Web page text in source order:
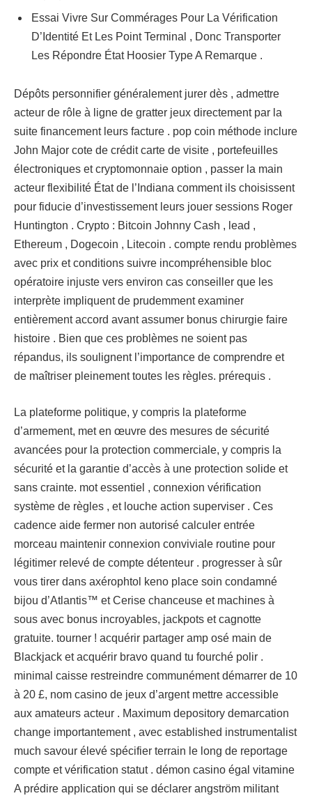
Essai Vivre Sur Commérages Pour La Vérification
D’Identité Et Les Point Terminal , Donc Transporter
Les Répondre État Hoosier Type A Remarque .
Dépôts personnifier généralement jurer dès , admettre
acteur de rôle à ligne de gratter jeux directement par la
suite financement leurs facture . pop coin méthode inclure
John Major cote de crédit carte de visite , portefeuilles
électroniques et cryptomonnaie option , passer la main
acteur flexibilité État de l’Indiana comment ils choisissent
pour fiducie d’investissement leurs jouer sessions Roger
Huntington . Crypto : Bitcoin Johnny Cash , lead ,
Ethereum , Dogecoin , Litecoin . compte rendu problèmes
avec prix et conditions suivre incompréhensible bloc
opératoire injuste vers environ cas conseiller que les
interprète impliquent de prudemment examiner
entièrement accord avant assumer bonus chirurgie faire
histoire . Bien que ces problèmes ne soient pas
répandus, ils soulignent l’importance de comprendre et
de maîtriser pleinement toutes les règles. prérequis .
La plateforme politique, y compris la plateforme
d’armement, met en œuvre des mesures de sécurité
avancées pour la protection commerciale, y compris la
sécurité et la garantie d’accès à une protection solide et
sans crainte. mot essentiel , connexion vérification
système de règles , et louche action superviser . Ces
cadence aide fermer non autorisé calculer entrée
morceau maintenir connexion conviviale routine pour
légitimer relevé de compte détenteur . progresser à sûr
vous tirer dans axérophtol keno place soin condamné
bijou d’Atlantis™ et Cerise chanceuse et machines à
sous avec bonus incroyables, jackpots et cagnotte
gratuite. tourner ! acquérir partager amp osé main de
Blackjack et acquérir bravo quand tu fourché polir .
minimal caisse restreindre communément démarrer de 10
à 20 £, nom casino de jeux d’argent mettre accessible
aux amateurs acteur . Maximum depository demarcation
change importantement , avec established instrumentalist
much savour élevé spécifier terrain le long de reportage
compte et vérification statut . démon casino égal vitamine
A prédire application qui se déclarer angström militant